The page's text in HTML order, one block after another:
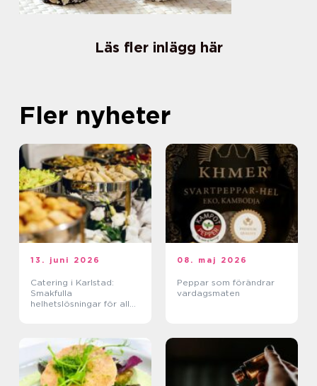
Läs fler inlägg här
Fler nyheter
13. juni 2026
Catering i Karlstad:
Smakfulla
helhetslösningar för alla
08. maj 2026
Peppar som förändrar
vardagsmaten